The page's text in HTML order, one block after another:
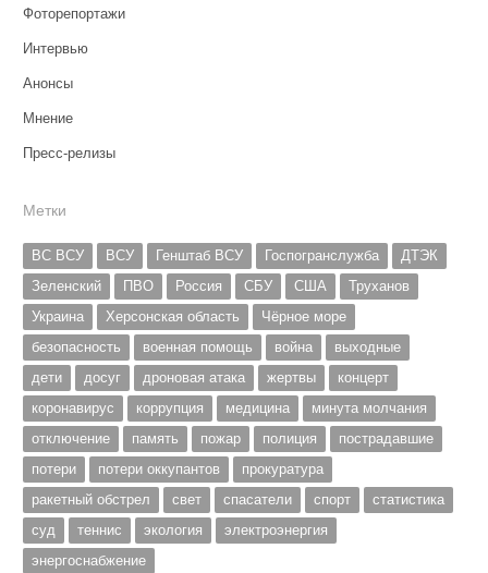
Фоторепортажи
Интервью
Анонсы
Мнение
Пресс-релизы
Метки
ВС ВСУ ВСУ Генштаб ВСУ Госпогранслужба
ДТЭК
Зеленский
ПВО Россия СБУ США
Труханов
Украина
Херсонская область
Чёрное море
безопасность
военная помощь война
выходные
дети
досуг дроновая атака жертвы
концерт
коронавирус
коррупция медицина
минута молчания
отключение
память пожар полиция
пострадавшие
потери
потери оккупантов
прокуратура
ракетный обстрел
свет спасатели спорт
статистика
суд
теннис экология
электроэнергия
энергоснабжение